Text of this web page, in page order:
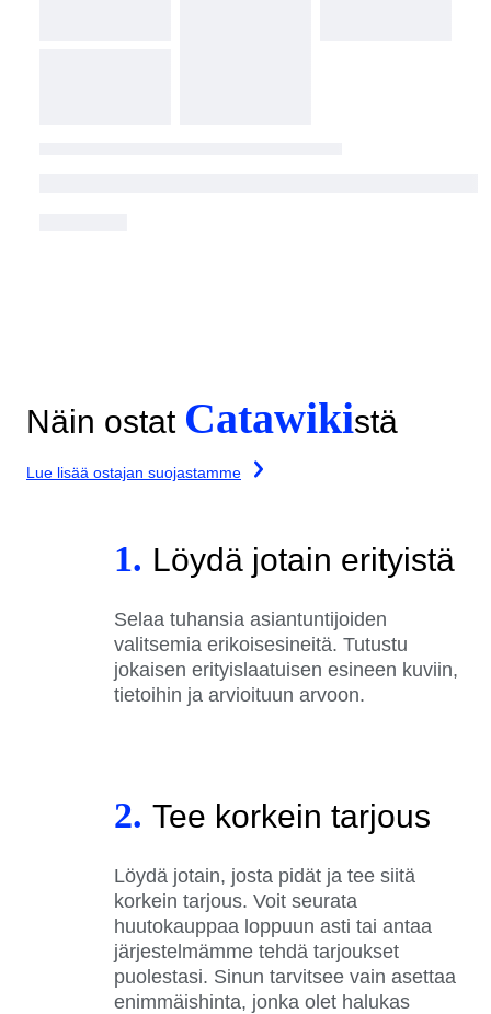
Näin ostat Catawikistä
Lue lisää ostajan suojastamme
1. Löydä jotain erityistä
Selaa tuhansia asiantuntijoiden
valitsemia erikoisesineitä. Tutustu
jokaisen erityislaatuisen esineen kuviin,
tietoihin ja arvioituun arvoon.
2. Tee korkein tarjous
Löydä jotain, josta pidät ja tee siitä
korkein tarjous. Voit seurata
huutokauppaa loppuun asti tai antaa
järjestelmämme tehdä tarjoukset
puolestasi. Sinun tarvitsee vain asettaa
enimmäishinta, jonka olet halukas